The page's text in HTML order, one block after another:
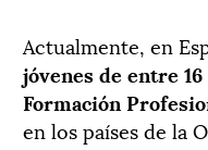
Actualmente, en
jóvenes de entre
Formación
en los países de la